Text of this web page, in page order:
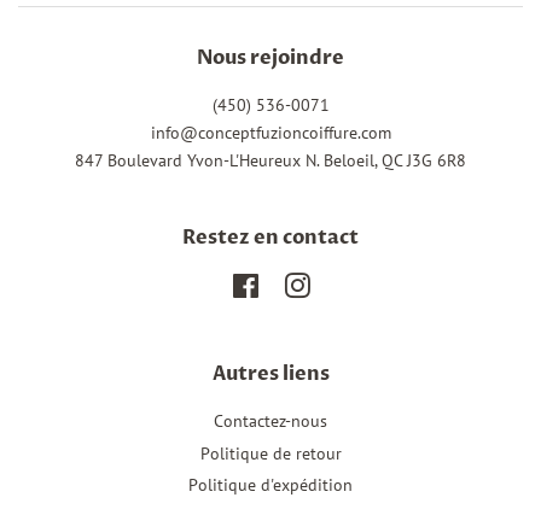
Nous rejoindre
(450) 536-0071
info@conceptfuzioncoiffure.com
847 Boulevard Yvon-L'Heureux N. Beloeil, QC J3G 6R8
Restez en contact
FacebookInstagram
Autres liens
Contactez-nous
Politique de retour
Politique d'expédition